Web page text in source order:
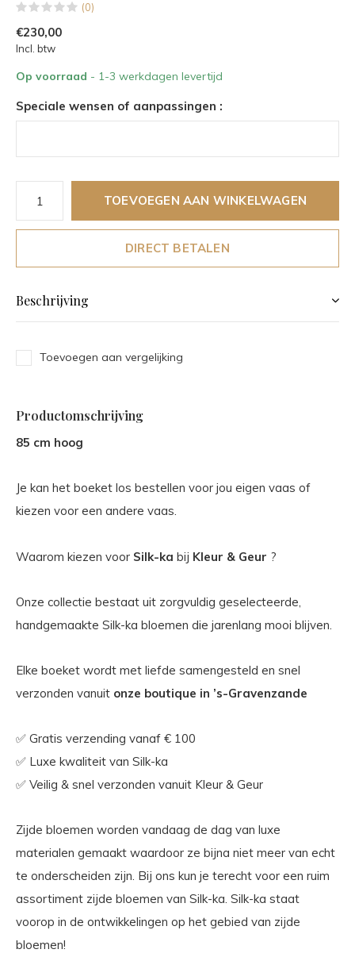
(0)
€230,00
Incl. btw
Op voorraad - 1-3 werkdagen levertijd
Speciale wensen of aanpassingen :
TOEVOEGEN AAN WINKELWAGEN
DIRECT BETALEN
Beschrijving
Toevoegen aan vergelijking
Productomschrijving
85 cm hoog
Je kan het boeket los bestellen voor jou eigen vaas of
kiezen voor een andere vaas.
Waarom kiezen voor Silk-ka bij Kleur & Geur ?
Onze collectie bestaat uit zorgvuldig geselecteerde,
handgemaakte Silk-ka bloemen die jarenlang mooi blijven.
Elke boeket wordt met liefde samengesteld en snel
verzonden vanuit onze boutique in ’s-Gravenzande
✅ Gratis verzending vanaf € 100
✅ Luxe kwaliteit van Silk-ka
✅ Veilig & snel verzonden vanuit Kleur & Geur
Zijde bloemen worden vandaag de dag van luxe
materialen gemaakt waardoor ze bijna niet meer van echt
te onderscheiden zijn. Bij ons kun je terecht voor een ruim
assortiment zijde bloemen van Silk-ka. Silk-ka staat
voorop in de ontwikkelingen op het gebied van zijde
bloemen!